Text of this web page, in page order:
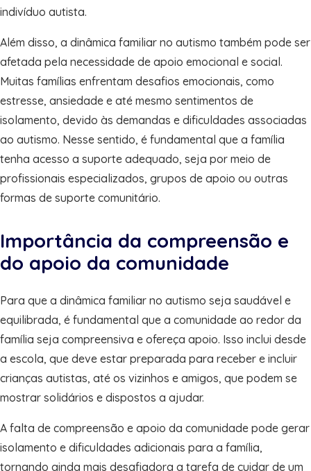
indivíduo autista.
Além disso, a dinâmica familiar no autismo também pode ser
afetada pela necessidade de apoio emocional e social.
Muitas famílias enfrentam desafios emocionais, como
estresse, ansiedade e até mesmo sentimentos de
isolamento, devido às demandas e dificuldades associadas
ao autismo. Nesse sentido, é fundamental que a família
tenha acesso a suporte adequado, seja por meio de
profissionais especializados, grupos de apoio ou outras
formas de suporte comunitário.
Importância da compreensão e
do apoio da comunidade
Para que a dinâmica familiar no autismo seja saudável e
equilibrada, é fundamental que a comunidade ao redor da
família seja compreensiva e ofereça apoio. Isso inclui desde
a escola, que deve estar preparada para receber e incluir
crianças autistas, até os vizinhos e amigos, que podem se
mostrar solidários e dispostos a ajudar.
A falta de compreensão e apoio da comunidade pode gerar
isolamento e dificuldades adicionais para a família,
tornando ainda mais desafiadora a tarefa de cuidar de um